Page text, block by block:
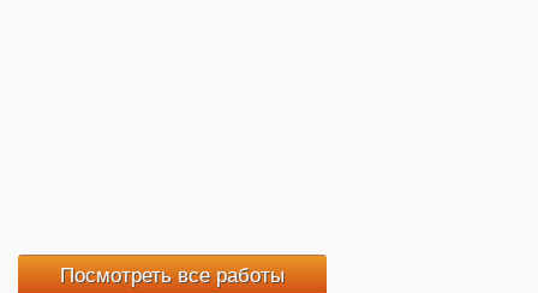
Посмотреть все работы